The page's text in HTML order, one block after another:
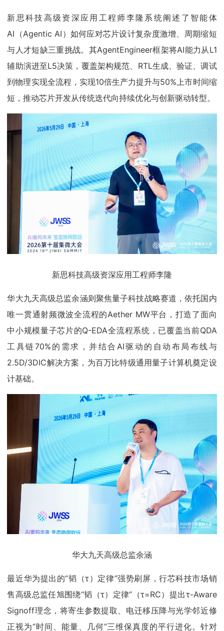
新思科技高级资深应用工程师李隆系统阐述了智能体
AI（Agentic AI）如何应对芯片设计复杂度激增、周期缩短
与人才短缺三重挑战。其AgentEngineer框架将AI能力从L1
辅助演进至L5决策，覆盖架构规范、RTL生成、验证、调试
到物理实现全流程，实现10倍生产力提升与50%上市时间缩
短，推动芯片开发从传统迭代向持续优化与创新驱动转型。
新思科技高级资深应用工程师李隆
华大九天高级总监余涵则聚焦量子科技战略赛道，依托国内
唯一贯通射频微波全流程的Aether MW平台，打造了面向
中小规模量子芯片的Q-EDA全流程系统，已覆盖当前QDA
工具链70%的需求，并结合AI驱动的自动布局布线与
2.5D/3DIC解决方案，为百万比特级通用量子计算机奠定设
计基础。
华大九天高级总监余涵
最近华为提出的“韬（τ）定律”强势刷屏，行芯科技市场销
售高级总监任旭围绕“韬（τ）定律”（τ=RC）提出τ-Aware
Signoff理念，将寄生参数提取、电迁移压降与光学邻近修
正视为“时间、能量、几何”三维保真度的平行进化。针对